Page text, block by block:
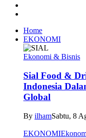
Home
EKONOMI
Ekonomi & Bisnis
Sial Food &
Indonesia
Global
By ilhamSabtu, 8
EKONOMI